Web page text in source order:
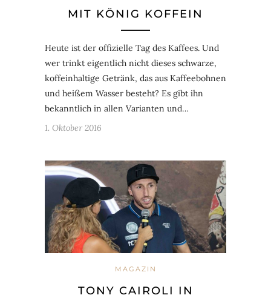
MIT KÖNIG KOFFEIN
Heute ist der offizielle Tag des Kaffees. Und
wer trinkt eigentlich nicht dieses schwarze,
koffeinhaltige Getränk, das aus Kaffeebohnen
und heißem Wasser besteht? Es gibt ihn
bekanntlich in allen Varianten und…
1. Oktober 2016
MAGAZIN
TONY CAIROLI IN